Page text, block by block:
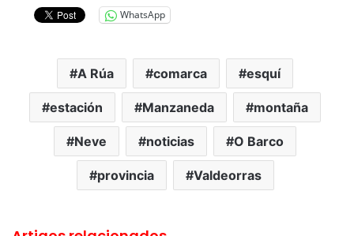
WhatsApp
A Rúa comarca esquí
estación Manzaneda montaña
Neve noticias O Barco
provincia Valdeorras